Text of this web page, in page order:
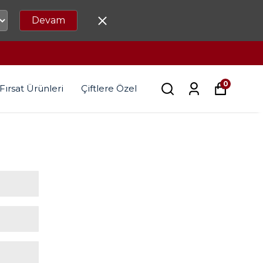
Devam
Ürünleri Çiftlere Özel 0